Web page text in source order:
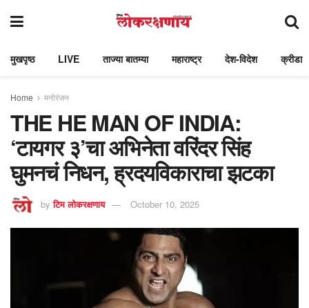
मुखपृष्ठ LIVE ताज्या बातम्या महाराष्ट्र देश-विदेश क्रीडा
Home मनोरंजन
THE HE MAN OF INDIA:
‘टायगर ३’चा अभिनेता वरिंदर सिंह
घुमनचं निधन, ह्रदयविकाराचा झटका
by टिम लोकरक्षणाय October 10, 2025